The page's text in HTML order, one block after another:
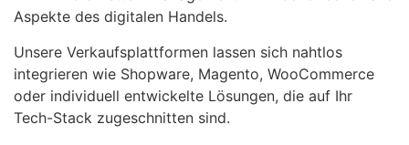
Aspekte des digitalen Handels.
Unsere Verkaufsplattformen lassen sich nahtlos
integrieren wie Shopware, Magento, WooCommerce
oder individuell entwickelte Lösungen, die auf Ihr
Tech-Stack zugeschnitten sind.